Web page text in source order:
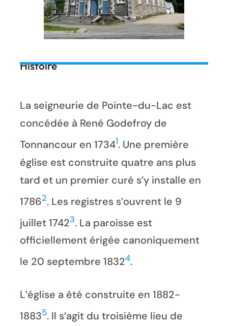
Histoire
La seigneurie de Pointe-du-Lac est
concédée à René Godefroy de
Tonnancour en 17341. Une première
église est construite quatre ans plus
tard et un premier curé s’y installe en
17862. Les registres s’ouvrent le 9
juillet 17423. La paroisse est
officiellement érigée canoniquement
le 20 septembre 18324.
L’église a été construite en 1882-
18835. Il s’agit du troisième lieu de